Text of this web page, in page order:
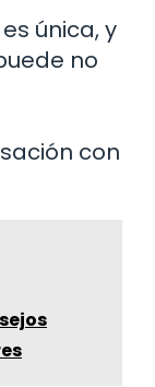
única, y
no
con